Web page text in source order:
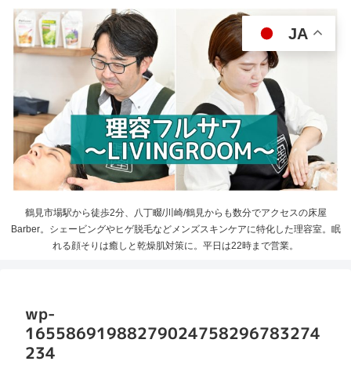
鶴見市場駅から徒歩2分、八丁畷/川崎/鶴見からも数分でアクセスの床屋
Barber。シェービングやヒゲ脱毛などメンズスキンケアに特化した理容室。眠
れる顔そりは癒しと乾燥肌対策に。平日は22時まで営業。
wp-
16558691988279024758296783274
234
JA